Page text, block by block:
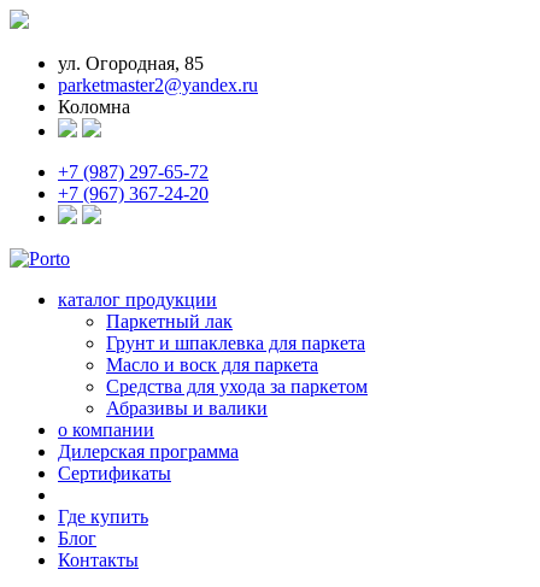
ул. Огородная, 85
parketmaster2@yandex.ru
Коломна
+7 (987) 297-65-72
+7 (967) 367-24-20
каталог продукции
Паркетный лак
Грунт и шпаклевка для паркета
Масло и воск для паркета
Средства для ухода за паркетом
Абразивы и валики
о компании
Дилерская программа
Сертификаты
Где купить
Блог
Контакты